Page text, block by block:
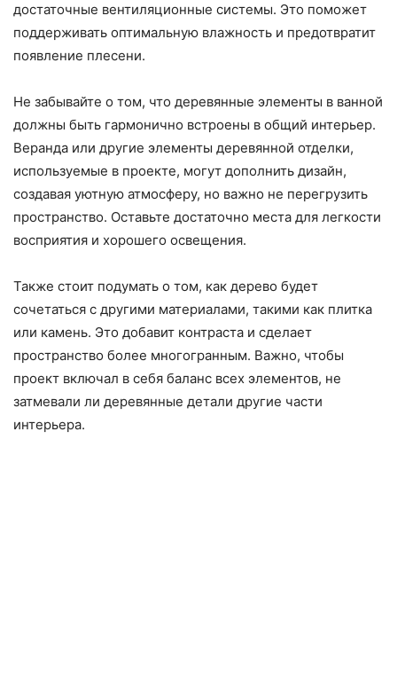
достаточные вентиляционные системы. Это поможет
поддерживать оптимальную влажность и предотвратит
появление плесени.
Не забывайте о том, что деревянные элементы в ванной
должны быть гармонично встроены в общий интерьер.
Веранда или другие элементы деревянной отделки,
используемые в проекте, могут дополнить дизайн,
создавая уютную атмосферу, но важно не перегрузить
пространство. Оставьте достаточно места для легкости
восприятия и хорошего освещения.
Также стоит подумать о том, как дерево будет
сочетаться с другими материалами, такими как плитка
или камень. Это добавит контраста и сделает
пространство более многогранным. Важно, чтобы
проект включал в себя баланс всех элементов, не
затмевали ли деревянные детали другие части
интерьера.